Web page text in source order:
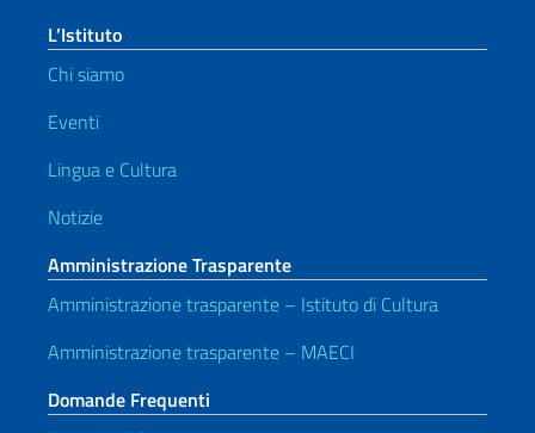
L’Istituto
Chi siamo
Eventi
Lingua e Cultura
Notizie
Amministrazione Trasparente
Amministrazione trasparente – Istituto di Cultura
Amministrazione trasparente – MAECI
Domande Frequenti